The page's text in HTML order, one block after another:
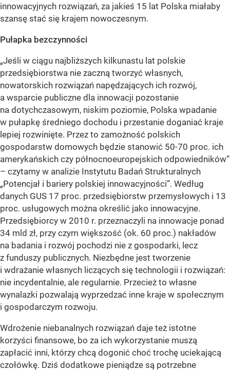
innowacyjnych rozwiązań, za jakieś 15 lat Polska miałaby
szansę stać się krajem nowoczesnym.
Pułapka bezczynności
„Jeśli w ciągu najbliższych kilkunastu lat polskie
przedsiębiorstwa nie zaczną tworzyć własnych,
nowatorskich rozwiązań napędzających ich rozwój,
a wsparcie publiczne dla innowacji pozostanie
na dotychczasowym, niskim poziomie, Polska wpadanie
w pułapkę średniego dochodu i przestanie doganiać kraje
lepiej rozwinięte. Przez to zamożność polskich
gospodarstw domowych będzie stanowić 50-70 proc. ich
amerykańskich czy północnoeuropejskich odpowiedników”
– czytamy w analizie Instytutu Badań Strukturalnych
„Potencjał i bariery polskiej innowacyjności”. Według
danych GUS 17 proc. przedsiębiorstw przemysłowych i 13
proc. usługowych można określić jako innowacyjne.
Przedsiębiorcy w 2010 r. przeznaczyli na innowacje ponad
34 mld zł, przy czym większość (ok. 60 proc.) nakładów
na badania i rozwój pochodzi nie z gospodarki, lecz
z funduszy publicznych. Niezbędne jest tworzenie
i wdrażanie własnych liczących się technologii i rozwiązań:
nie incydentalnie, ale regularnie. Przecież to własne
wynalazki pozwalają wyprzedzać inne kraje w społecznym
i gospodarczym rozwoju.
Wdrożenie niebanalnych rozwiązań daje też istotne
korzyści finansowe, bo za ich wykorzystanie muszą
zapłacić inni, którzy chcą dogonić choć trochę uciekającą
czołówkę. Dziś dodatkowe pieniądze są potrzebne